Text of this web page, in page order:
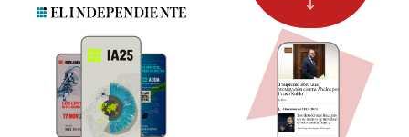
Quiénes somos
Especificaciones